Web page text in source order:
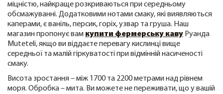
міцністю, найкраще розкриваються при середньому
обсмажуванні. Додатковими нотами смаку, які виявляються
каперами, є ваніль, персик, горіх, узвар та груша. Наш
магазин пропонує вам купити фермерську каву Руанда
Muteteli, якщо ви віддаєте перевагу кислинці вище
середньої та малій гіркуватості при відмінній насиченості
смаку.
Висота зростання – між 1700 та 2200 метрами над рівнем
моря. Обробка – мита. Ви можете не переживати, що у вашій